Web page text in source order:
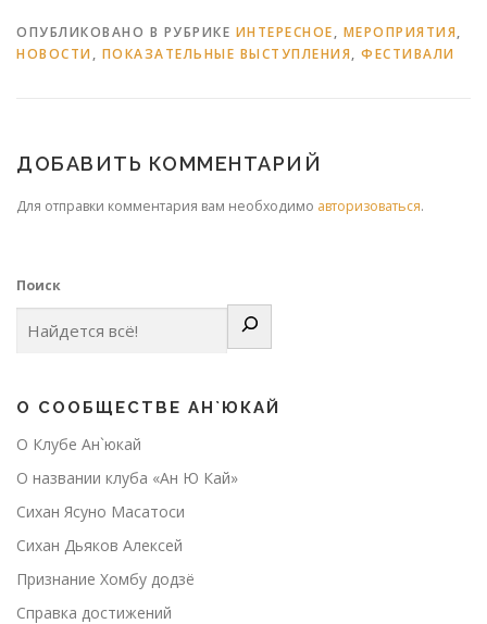
ОПУБЛИКОВАНО В РУБРИКЕ ИНТЕРЕСНОЕ, МЕРОПРИЯТИЯ,
НОВОСТИ , ПОКАЗАТЕЛЬНЫЕ ВЫСТУПЛЕНИЯ, ФЕСТИВАЛИ
ДОБАВИТЬ КОММЕНТАРИЙ
Для отправки комментария вам необходимо авторизоваться.
Поиск
О СООБЩЕСТВЕ АН`ЮКАЙ
О Клубе Ан`юкай
О названии клуба «Ан Ю Кай»
Сихан Ясуно Масатоси
Сихан Дьяков Алексей
Признание Хомбу додзё
Справка достижений